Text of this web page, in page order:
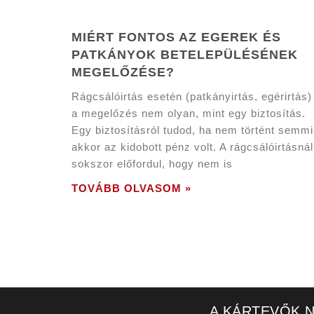
MIÉRT FONTOS AZ EGEREK ÉS
PATKÁNYOK BETELEPÜLÉSÉNEK
MEGELŐZÉSE?
Rágcsálóirtás esetén (patkányirtás, egérirtás)
a megelőzés nem olyan, mint egy biztosítás.
Egy biztosításról tudod, ha nem történt
akkor az kidobott pénz volt. A rágcsálóirtásnál
sokszor előfordul, hogy nem is
TOVÁBB OLVASOM »